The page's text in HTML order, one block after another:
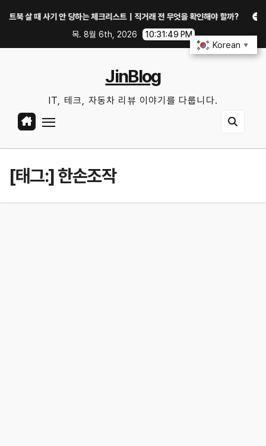
살 때 사기 안 당하는 체크리스트｜직거래 전 무엇을 확인해야 할까?
GTX
목. 8월 6th, 2026
10:31:50 PM
JinBlog
IT, 테크, 자동차 리뷰 이야기를 다룹니다.
[태그:]한손조작
Korean ▼